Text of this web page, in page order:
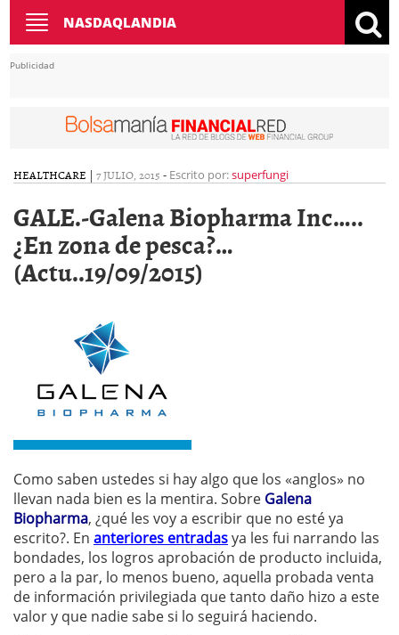
Toggle
navigation
NASDAQLANDIA
Publicidad
HEALTHCARE | 7 JULIO, 2015 - Escrito por:superfungi
GALE.-Galena Biopharma Inc…..
¿En zona de pesca?…
(Actu..19/09/2015)
Como saben ustedes si hay algo que los «anglos» no
llevan nada bien es la mentira. Sobre Galena
Biopharma, ¿qué les voy a escribir que no esté ya
escrito?. En anteriores entradasya les fui narrando las
bondades, los logros aprobación de producto incluida,
pero a la par, lo menos bueno, aquella probada venta
de información privilegiada que tanto daño hizo a este
valor y que nadie sabe si lo seguirá haciendo.